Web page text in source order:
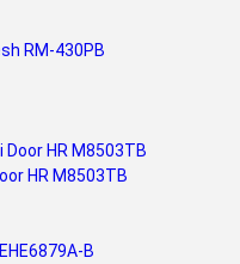
RM-430PB
HR M8503TB